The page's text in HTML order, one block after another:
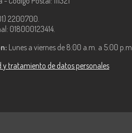
2200700.
018000123414.
Lunes a viernes de 8:00 a.m. a 5:00 p.m.
y tratamiento de datos personales